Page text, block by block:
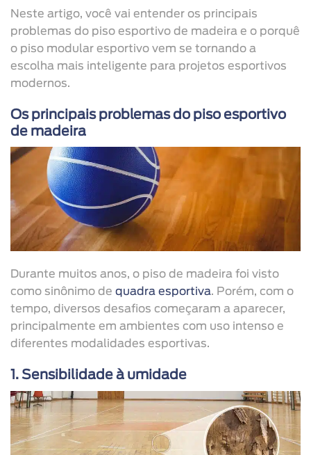
Neste artigo, você vai entender os principais
problemas do piso esportivo de madeira e o porquê
o piso modular esportivo vem se tornando a
escolha mais inteligente para projetos esportivos
modernos.
Os principais problemas do piso esportivo
de madeira
Durante muitos anos, o piso de madeira foi visto
como sinônimo de quadra esportiva. Porém, com o
tempo, diversos desafios começaram a aparecer,
principalmente em ambientes com uso intenso e
diferentes modalidades esportivas.
1. Sensibilidade à umidade